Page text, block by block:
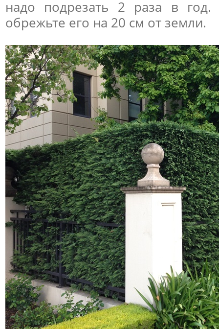
надо подрезать 2 раза в год.
обрежьте его на 20 см от земли.